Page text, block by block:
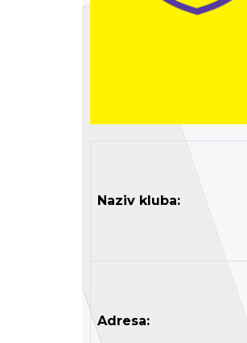
Naziv kluba:
Adresa: